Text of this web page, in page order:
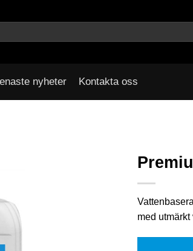
nyheter Kontakta oss
med